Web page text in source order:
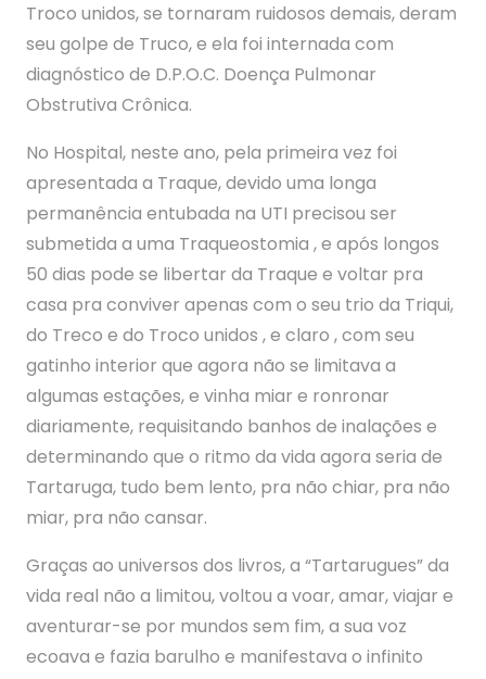
Troco unidos, se tornaram ruidosos demais, deram
seu golpe de Truco, e ela foi internada com
diagnóstico de D.P.O.C. Doença Pulmonar
Obstrutiva Crônica.
No Hospital, neste ano, pela primeira vez foi
apresentada a Traque, devido uma longa
permanência entubada na UTI precisou ser
submetida a uma Traqueostomia , e após longos
50 dias pode se libertar da Traque e voltar pra
casa pra conviver apenas com o seu trio da Triqui,
do Treco e do Troco unidos , e claro , com seu
gatinho interior que agora não se limitava a
algumas estações, e vinha miar e ronronar
diariamente, requisitando banhos de inalações e
determinando que o ritmo da vida agora seria de
Tartaruga, tudo bem lento, pra não chiar, pra não
miar, pra não cansar.
Graças ao universos dos livros, a “Tartarugues” da
vida real não a limitou, voltou a voar, amar, viajar e
aventurar-se por mundos sem fim, a sua voz
ecoava e fazia barulho e manifestava o infinito